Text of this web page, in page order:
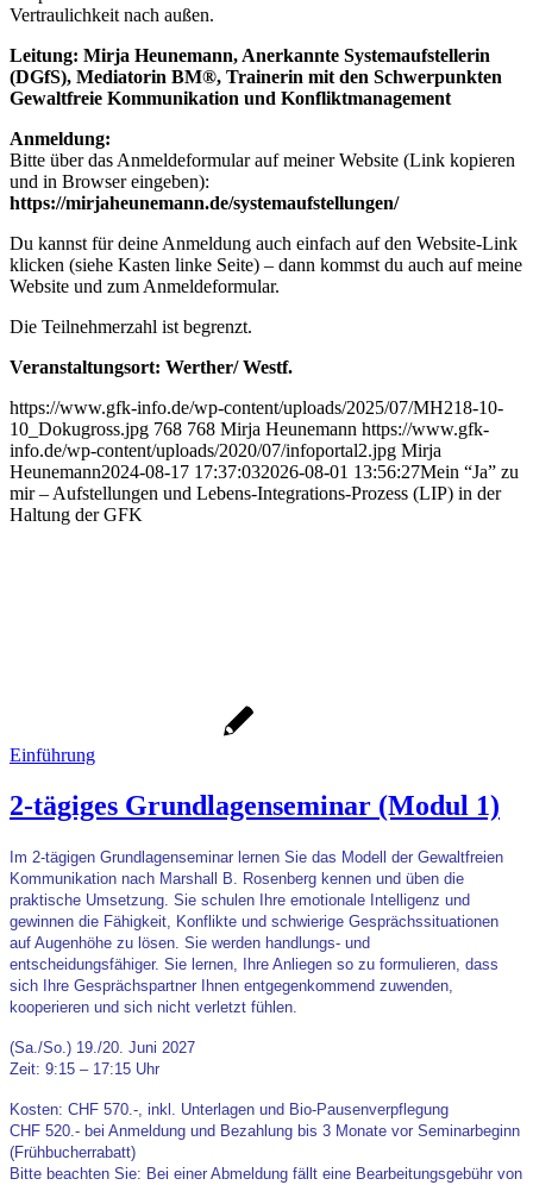
Vertraulichkeit nach außen.
Leitung: Mirja Heunemann, Anerkannte Systemaufstellerin
(DGfS), Mediatorin BM®, Trainerin mit den Schwerpunkten
Gewaltfreie Kommunikation und Konfliktmanagement
Anmeldung:
Bitte über das Anmeldeformular auf meiner Website (Link kopieren
und in Browser eingeben):
https://mirjaheunemann.de/systemaufstellungen/
Du kannst für deine Anmeldung auch einfach auf den Website-Link
klicken (siehe Kasten linke Seite) – dann kommst du auch auf meine
Website und zum Anmeldeformular.
Die Teilnehmerzahl ist begrenzt.
Veranstaltungsort: Werther/ Westf.
https://www.gfk-info.de/wp-content/uploads/2025/07/MH218-10-
10_Dokugross.jpg 768 768 Mirja Heunemann https://www.gfk-
info.de/wp-content/uploads/2020/07/infoportal2.jpg Mirja
Heunemann2024-08-17 17:37:032026-08-01 13:56:27Mein “Ja” zu
mir – Aufstellungen und Lebens-Integrations-Prozess (LIP) in der
Haltung der GFK
Einführung
2-tägiges Grundlagenseminar (Modul 1)
Im 2-tägigen Grundlagenseminar lernen Sie das Modell der Gewaltfreien
Kommunikation nach Marshall B. Rosenberg kennen und üben die
praktische Umsetzung. Sie schulen Ihre emotionale Intelligenz und
gewinnen die Fähigkeit, Konflikte und schwierige Gesprächssituationen
auf Augenhöhe zu lösen. Sie werden handlungs- und
entscheidungsfähiger. Sie lernen, Ihre Anliegen so zu formulieren, dass
sich Ihre Gesprächspartner Ihnen entgegenkommend zuwenden,
kooperieren und sich nicht verletzt fühlen.
(Sa./So.) 19./20. Juni 2027
Zeit: 9:15 – 17:15 Uhr
Kosten: CHF 570.-, inkl. Unterlagen und Bio-Pausenverpflegung
CHF 520.- bei Anmeldung und Bezahlung bis 3 Monate vor Seminarbeginn
(Frühbucherrabatt)
Bitte beachten Sie: Bei einer Abmeldung fällt eine Bearbeitungsgebühr von